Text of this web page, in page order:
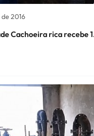
2016
Cachoeira rica recebe